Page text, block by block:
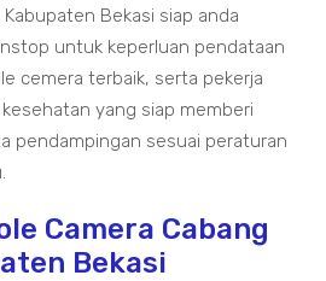
Bekasi siap anda
untuk keperluan pendataan
cemera terbaik, serta pekerja
yang siap memberi
pendampingan sesuai peraturan
Camera Cabang
Bekasi